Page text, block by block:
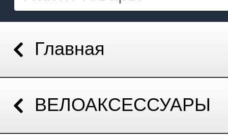
Главная
ВЕЛОАКСЕССУАРЫ